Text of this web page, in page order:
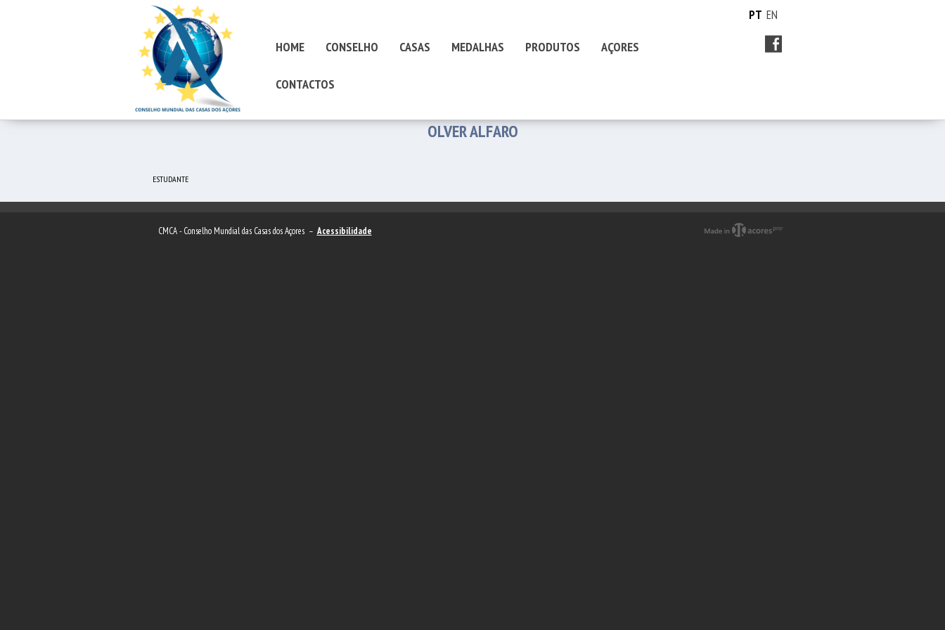
HOME CONSELHO CASAS MEDALHAS PRODUTOS AÇORES
CONTACTOS
PT EN
OLVER ALFARO
ESTUDANTE
CMCA - Conselho Mundial das Casas dos Açores – Acessibilidade